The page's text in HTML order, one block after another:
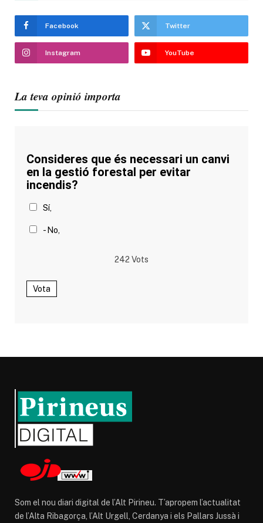
Facebook Twitter
Instagram YouTube
La teva opinió importa
Consideres que és necessari un canvi
en la gestió forestal per evitar
incendis?
Sí,
- No,
242 Vots
Vota
Som el nou diari digital de l’Alt Pirineu. T’apropem l’actualitat
de l’Alta Ribagorça, l’Alt Urgell, Cerdanya i els Pallars Jussà i